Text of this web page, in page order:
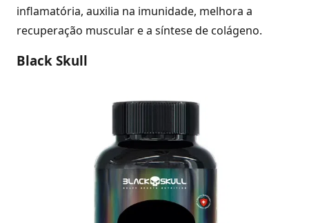
inflamatória, auxilia na imunidade, melhora a
recuperação muscular e a síntese de colágeno.
Black Skull